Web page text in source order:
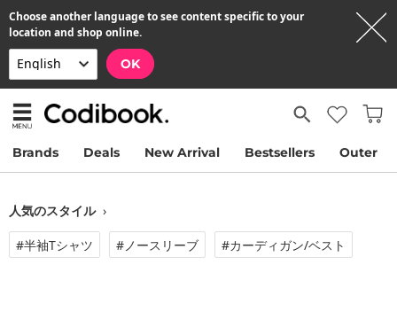
Choose another language to see content specific to your
location and shop online.
OK
Brands Deals New Arrival Bestsellers Outer
人気のスタイル›
#半袖tシャツ #ノースリーブ #カーディガン/ベスト